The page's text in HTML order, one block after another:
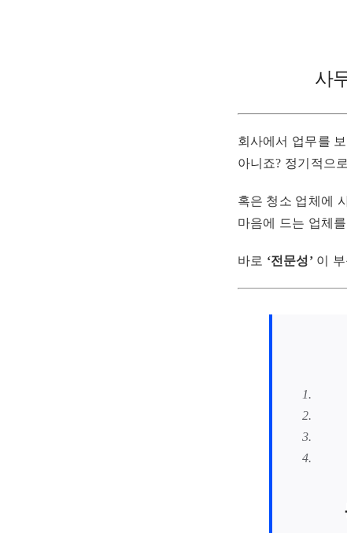
사
회사에서 업무를
아니죠? 정기적으
혹은 청소 업체에
마음에 드는 업체
바로 ‘전문성’ 이